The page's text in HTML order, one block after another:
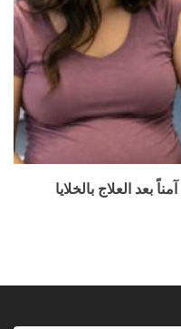
بعد العلاج بالخلايا